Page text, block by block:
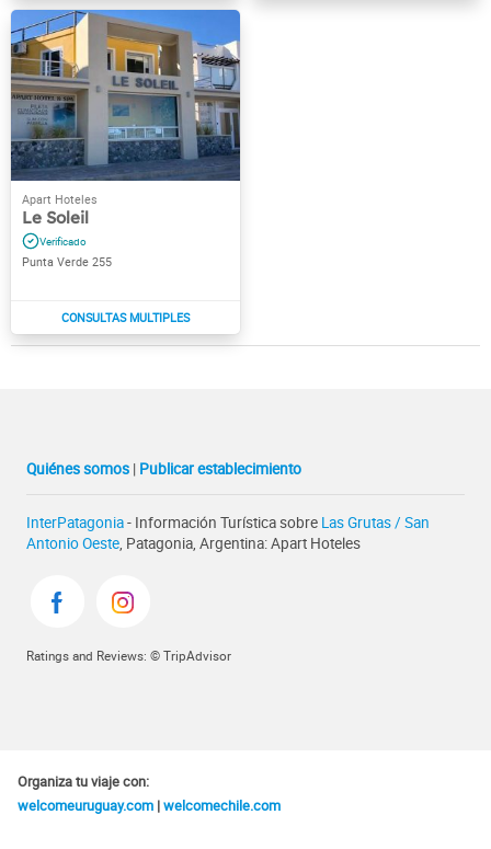
Le Soleil
Punta Verde 255
Quiénes somos | Publicar establecimiento
InterPatagonia- Información Turística sobre Las Grutas / San
Antonio Oeste , Patagonia, Argentina: Apart Hoteles
Ratings and Reviews: © TripAdvisor
Organiza tu viaje con:
welcomeuruguay.com |welcomechile.com